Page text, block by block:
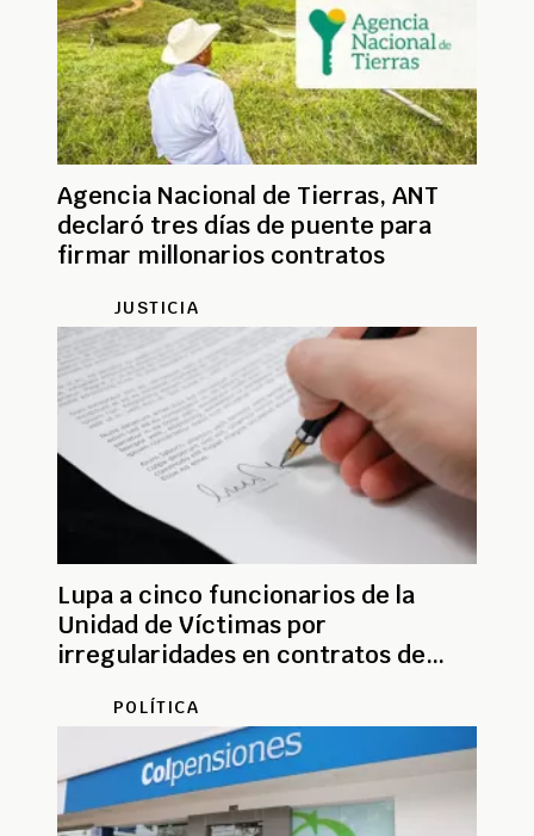
Agencia Nacional de Tierras, ANT
declaró tres días de puente para
firmar millonarios contratos
JUSTICIA
Lupa a cinco funcionarios de la
Unidad de Víctimas por
irregularidades en contratos de
POLÍTICA